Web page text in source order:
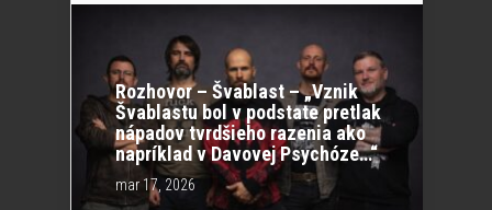
Rozhovor – Švablast – „Vznik
Švablastu bol v podstate pretlak
nápadov tvrdšieho razenia ako
napríklad v Davovej Psychóze…“
mar 17, 2026